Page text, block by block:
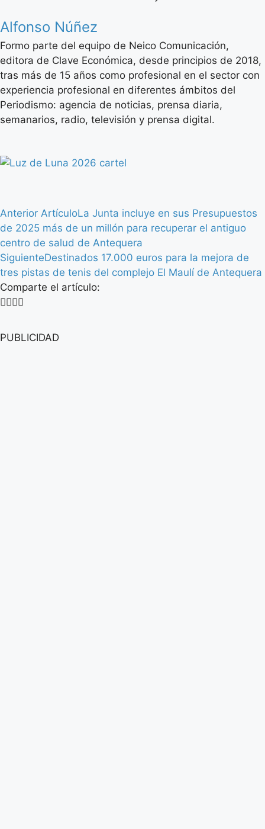
Alfonso Núñez
Formo parte del equipo de Neico Comunicación,
editora de Clave Económica, desde principios de 2018,
tras más de 15 años como profesional en el sector con
experiencia profesional en diferentes ámbitos del
Periodismo: agencia de noticias, prensa diaria,
semanarios, radio, televisión y prensa digital.
Anterior ArtículoLa Junta incluye en sus Presupuestos
de 2025 más de un millón para recuperar el antiguo
centro de salud de Antequera
SiguienteDestinados 17.000 euros para la mejora de
tres pistas de tenis del complejo El Maulí de Antequera
Comparte el artículo:
PUBLICIDAD